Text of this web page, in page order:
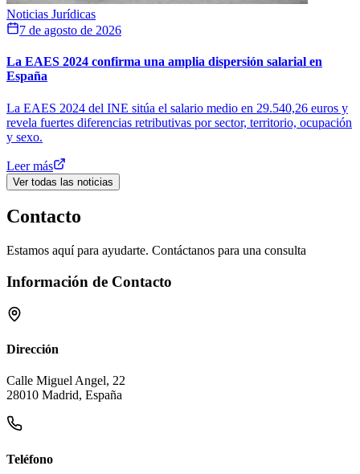
Noticias Jurídicas
7 de agosto de 2026
La EAES 2024 confirma una amplia dispersión salarial en
España
La EAES 2024 del INE sitúa el salario medio en 29.540,26 euros y
revela fuertes diferencias retributivas por sector, territorio, ocupación
y sexo.
Leer más
Ver todas las noticias
Contacto
Estamos aquí para ayudarte. Contáctanos para una consulta
Información de Contacto
Dirección
Calle Miguel Angel, 22
28010 Madrid, España
Teléfono